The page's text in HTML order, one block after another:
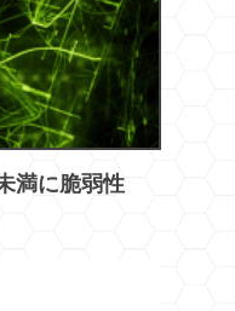
満に脆弱性